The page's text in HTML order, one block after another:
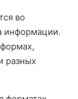
во
информации.
разных